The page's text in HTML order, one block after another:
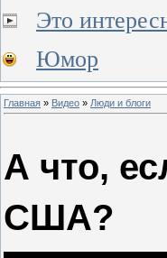
Это
Юмор
Главная » Видео » Люди и блоги
А что,
США?